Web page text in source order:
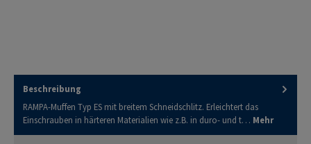
Beschreibung
RAMPA-Muffen Typ ES mit breitem Schneidschlitz. Erleichtert das
Einschrauben in härteren Materialien wie z.B. in duro- und t… Mehr